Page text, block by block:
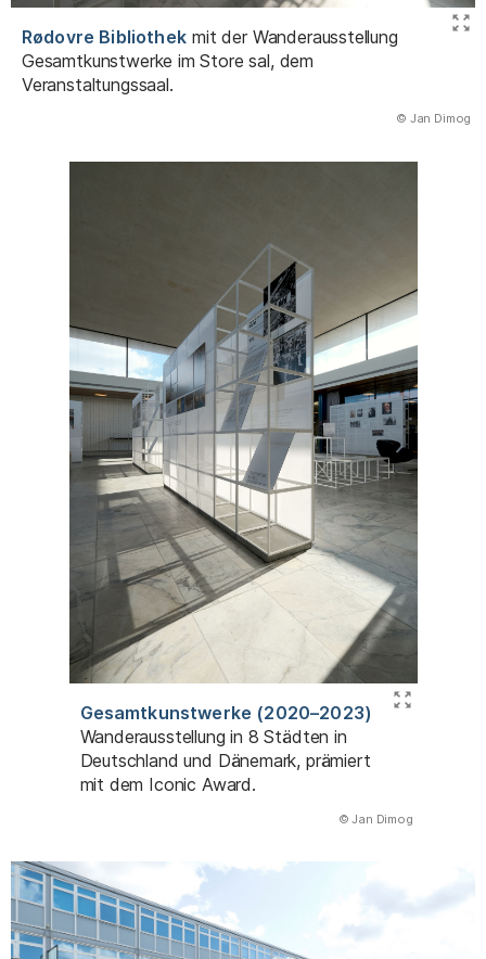
Rødovre Bibliothek mit der Wanderausstellung
Gesamtkunstwerke im Store sal, dem
Veranstaltungssaal.
© Jan Dimog
Gesamtkunstwerke (2020–2023)
Wanderausstellung in 8 Städten in
Deutschland und Dänemark, prämiert
mit dem Iconic Award.
© Jan Dimog